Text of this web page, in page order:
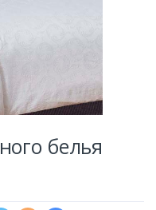
белья